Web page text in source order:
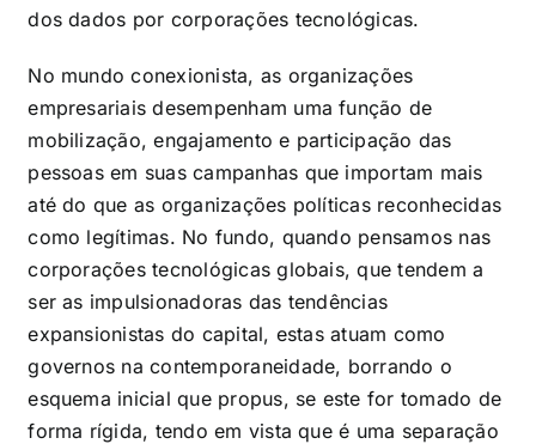
dos dados por corporações tecnológicas.
No mundo conexionista, as organizações
empresariais desempenham uma função de
mobilização, engajamento e participação das
pessoas em suas campanhas que importam mais
até do que as organizações políticas reconhecidas
como legítimas. No fundo, quando pensamos nas
corporações tecnológicas globais, que tendem a
ser as impulsionadoras das tendências
expansionistas do capital, estas atuam como
governos na contemporaneidade, borrando o
esquema inicial que propus, se este for tomado de
forma rígida, tendo em vista que é uma separação